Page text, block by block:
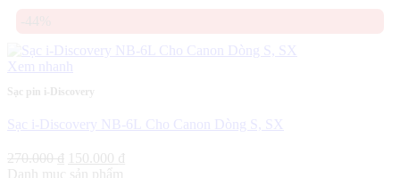
125.000 ₫.
Xem nhanh
Sạc pin i-Discovery
Sạc i-Discovery NB-6L Cho Canon Dòng S, SX
270.000₫
Giá
gốc
150.000 ₫
Danh mục sản phẩm